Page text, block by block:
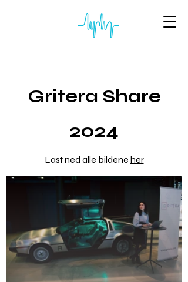
Gritera Share
2024
Last ned alle bildene her